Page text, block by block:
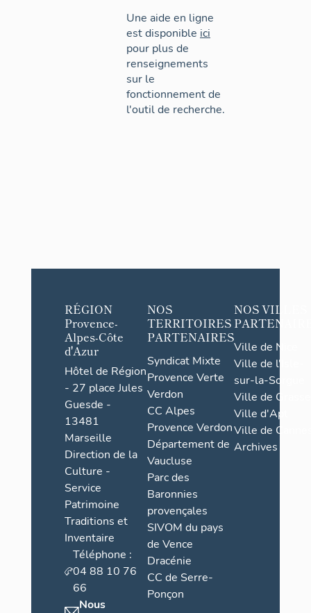
Une aide en ligne
est disponible ici
pour plus de
renseignements
sur le
fonctionnement de
l'outil de recherche.
RÉGION
Provence-
Alpes-Côte
d'Azur
Hôtel de Région
- 27 place Jules
Guesde -
13481
Marseille
Direction de la
Culture -
Service
Patrimoine
Traditions et
Inventaire
Téléphone :
04 88 10 76
66
Nous
NOS
TERRITOIRES
PARTENAIRES
Syndicat Mixte
Provence Verte
Verdon
CC Alpes
Provence Verdon
Département de
Vaucluse
Parc des
Baronnies
provençales
SIVOM du pays
de Vence
Dracénie
CC de Serre-
Ponçon
NOS VILLES
Ville de Nice
Ville de l'Isle-
sur-la-Sorgue
Ville de Grasse
Ville d'Apt
Ville de
Archives